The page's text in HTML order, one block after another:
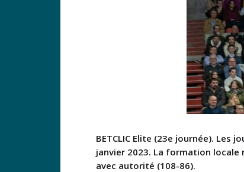
BETCLIC Elite (23e journée). Les
janvier 2023. La formation locale
avec autorité (108-86).